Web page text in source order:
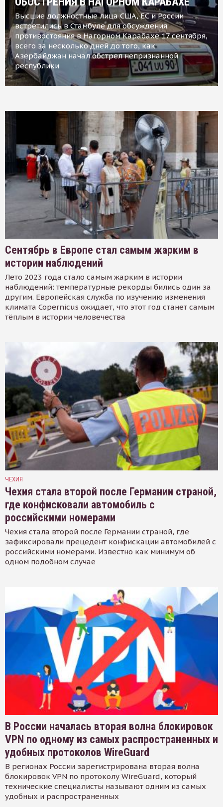
Высшие должностные лица США, ЕС и России
встретились в Стамбуле для обсуждения
противостояния в Нагорном Карабахе 17 сентября,
всего за несколько дней до того, как
Азербайджан начал обстрел непризнанной
республики
Сентябрь в Европе стал самым жарким в
истории наблюдений
Лето 2023 года стало самым жарким в истории
наблюдений: температурные рекорды бились один за
другим. Европейская служба по изучению изменения
климата Copernicus ожидает, что этот год станет самым
тёплым в истории человечества
ЧЕХИЯ
Чехия стала второй после Германии страной,
где конфисковали автомобиль с
российскими номерами
Чехия стала второй после Германии страной, где
зафиксировали прецедент конфискации автомобилей с
российскими номерами. Известно как минимум об
одном подобном случае
В России началась вторая волна блокировок
VPN по одному из самых распространенных и
удобных протоколов WireGuard
В регионах России зарегистрирована вторая волна
блокировок VPN по протоколу WireGuard, который
технические специалисты называют одним из самых
удобных и распространенных